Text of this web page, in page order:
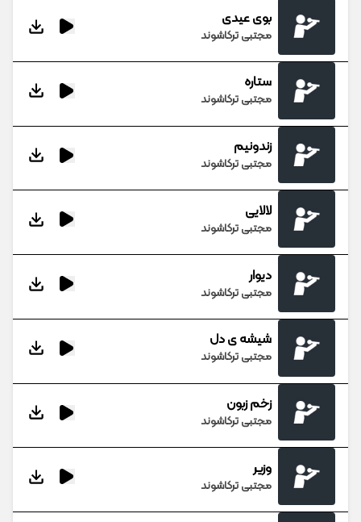
بوی عیدی
مجتبی ترکاشوند
ستاره
مجتبی ترکاشوند
زندونیم
مجتبی ترکاشوند
لالایی
مجتبی ترکاشوند
دیوار
مجتبی ترکاشوند
شیشه ی دل
مجتبی ترکاشوند
زخم زبون
مجتبی ترکاشوند
وزیر
مجتبی ترکاشوند